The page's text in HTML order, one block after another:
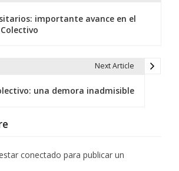
importante avance en el
Next Article
una demora inadmisible
conectado para publicar un